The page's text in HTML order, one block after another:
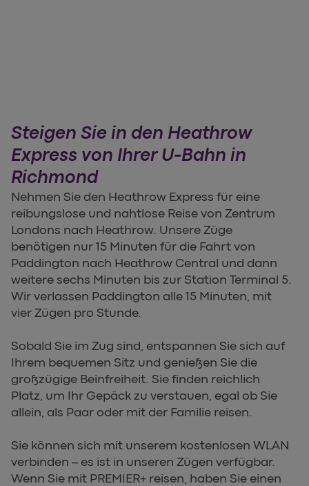
Steigen Sie in den Heathrow
Express von Ihrer U-Bahn in
Richmond
Nehmen Sie den Heathrow Express für eine
reibungslose und nahtlose Reise von Zentrum
Londons nach Heathrow. Unsere Züge
benötigen nur 15 Minuten für die Fahrt von
Paddington nach Heathrow Central und dann
weitere sechs Minuten bis zur Station Terminal 5.
Wir verlassen Paddington alle 15 Minuten, mit
vier Zügen pro Stunde.
Sobald Sie im Zug sind, entspannen Sie sich auf
Ihrem bequemen Sitz und genießen Sie die
großzügige Beinfreiheit. Sie finden reichlich
Platz, um Ihr Gepäck zu verstauen, egal ob Sie
allein, als Paar oder mit der Familie reisen.
Sie können sich mit unserem kostenlosen WLAN
verbinden – es ist in unseren Zügen verfügbar.
Wenn Sie mit PREMIER+ reisen, haben Sie einen